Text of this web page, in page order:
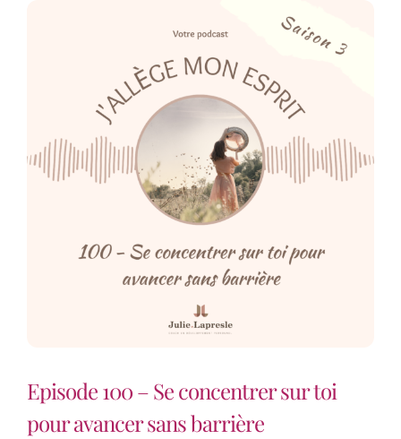
Episode 100 – Se concentrer sur toi
pour avancer sans barrière